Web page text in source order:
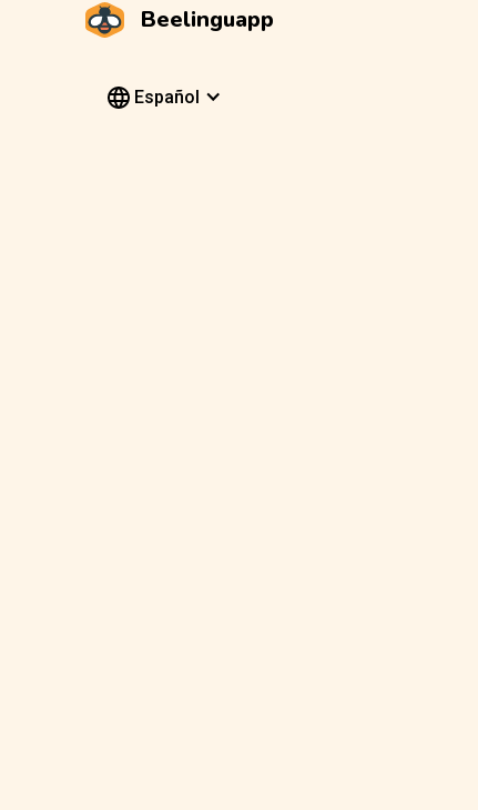
Beelinguapp
Español